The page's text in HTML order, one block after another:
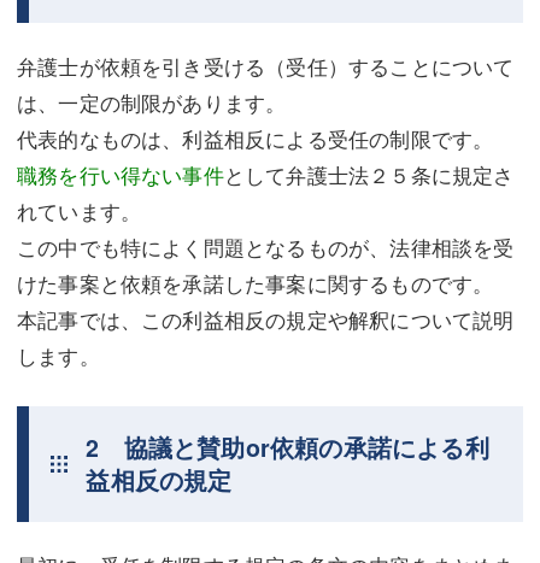
弁護士が依頼を引き受ける（受任）することについて
は、一定の制限があります。
代表的なものは、利益相反による受任の制限です。
職務を行い得ない事件として弁護士法２５条に規定さ
れています。
この中でも特によく問題となるものが、法律相談を受
けた事案と依頼を承諾した事案に関するものです。
本記事では、この利益相反の規定や解釈について説明
します。
2 協議と賛助or依頼の承諾による利
益相反の規定